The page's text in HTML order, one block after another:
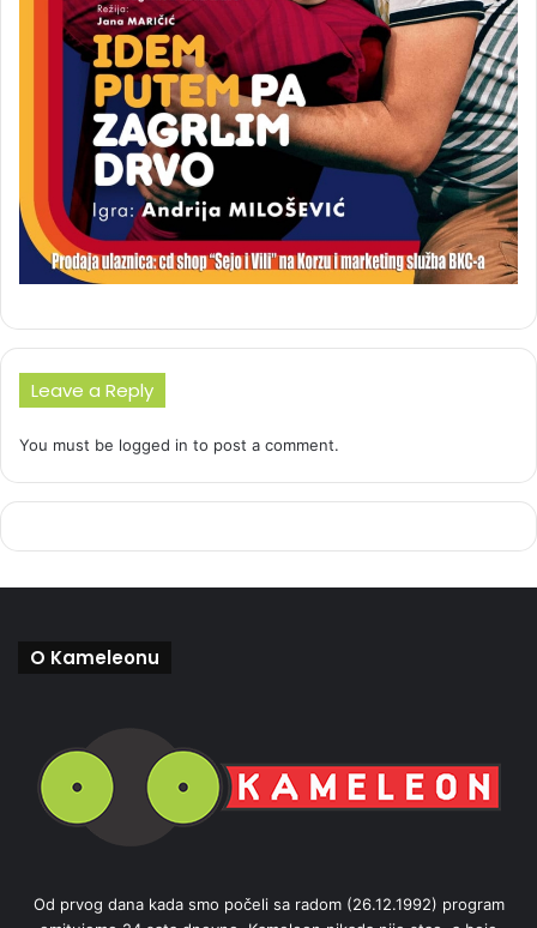
Leave a Reply
You must be logged in to post a comment.
O Kameleonu
Od prvog dana kada smo počeli sa radom (26.12.1992) program